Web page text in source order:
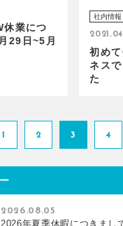
業につ
29日~5月
社内情報
初め
ネス
た
1 2 3 4
2026年夏季休暇につきまし
2026.08.05